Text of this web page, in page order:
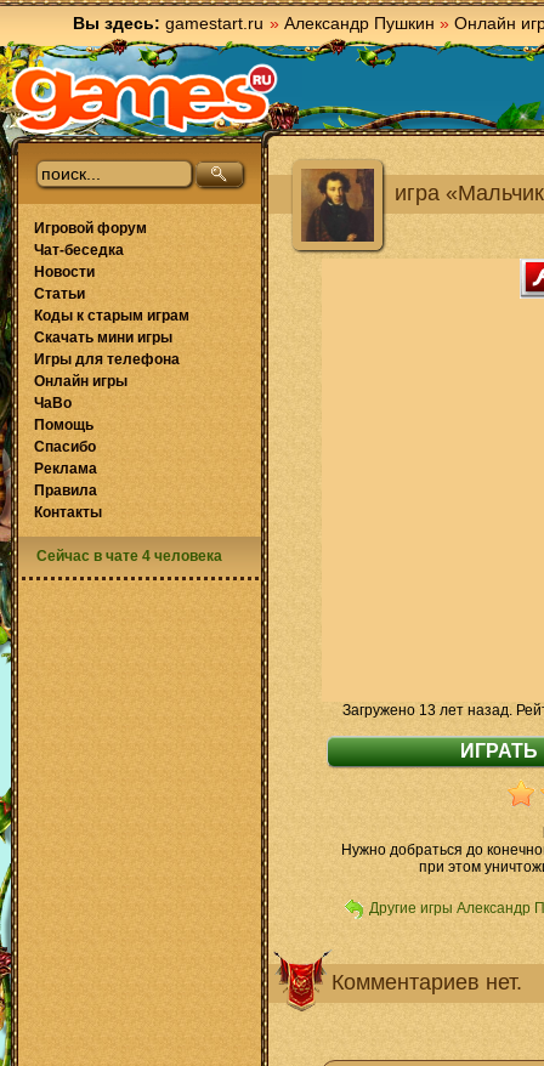
Вы здесь: gamestart.ru » Александр Пушкин » Онлайн
игра
Загружено 13 лет назад.
Нужно добраться до
при этом
Другие игры Александр
Комментариев нет.
Игровой форум
Чат-беседка
Новости
Статьи
Коды к старым играм
Скачать мини игры
Игры для телефона
Онлайн игры
ЧаВо
Помощь
Спасибо
Реклама
Правила
Контакты
Сейчас в чате 4 человека